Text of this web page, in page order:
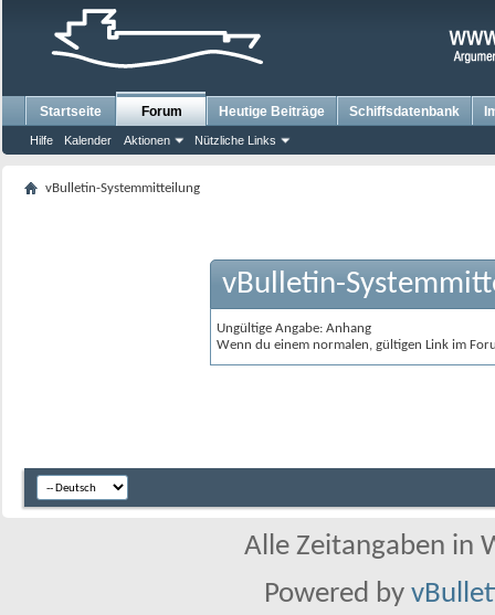
Startseite Forum
Hilfe Kalender Aktionen Nützliche Links
Heutige Beiträge Schiffsdatenbank
vBulletin-Systemmitteilung
vBulletin-
Ungültige Angabe: Anhang
Wenn du einem normalen, gültigen Link im
Alle Zeitangaben in
Powered by